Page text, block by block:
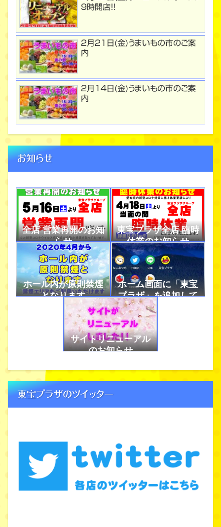
９時開店！！
２月２１日(金)うまいもの市のご案
内
２月１４日(金)うまいもの市のご案
内
お知らせ
全店 営業再開のお知
らせ
東宝プラザ全店 臨時
休業のお知らせ
ホール内が原則禁煙
となります
ホーム画面に「東宝
プラザ」を追加して
アプリのように使お
う！
サイトリニューアル
のお知らせ
東宝プラザのツイッター